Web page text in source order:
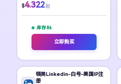
$4.322 起
库存 86
立即购买
领英Linkedin-白号-美国IP注
册